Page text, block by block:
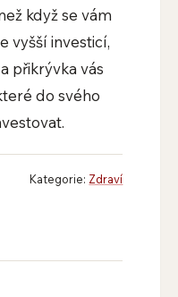
když se vám
vyšší investicí,
přikrývka vás
do svého
Kategorie: Zdraví